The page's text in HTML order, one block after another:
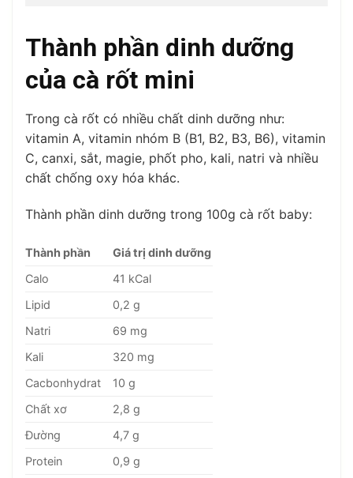
Thành phần dinh dưỡng
của cà rốt mini
Trong cà rốt có nhiều chất dinh dưỡng như:
vitamin A, vitamin nhóm B (B1, B2, B3, B6), vitamin
C, canxi, sắt, magie, phốt pho, kali, natri và nhiều
chất chống oxy hóa khác.
Thành phần dinh dưỡng trong 100g cà rốt baby:
Thành phần
Giá trị dinh dưỡng
Calo
41 kCal
Lipid
0,2 g
Natri
69 mg
Kali
320 mg
Cacbonhydrat
10 g
Chất xơ
2,8 g
Đường
4,7 g
Protein
0,9 g